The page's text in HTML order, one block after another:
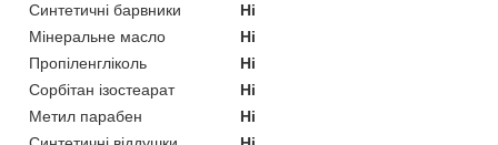
Синтетичні барвники
Ні
Мінеральне масло
Ні
Пропіленгліколь
Ні
Сорбітан ізостеарат
Ні
Метил парабен
Ні